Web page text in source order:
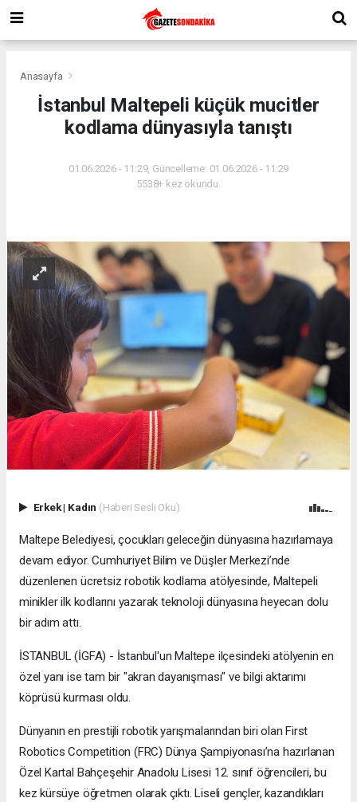
Anasayfa
İstanbul Maltepeli küçük mucitler
kodlama dünyasıyla tanıştı
01.06.2026 - 11:29, Güncelleme: 01.06.2026 - 11:29
5538+ kez okundu.
Erkek| Kadın (Haberi Sesli Oku)
Maltepe Belediyesi, çocukları geleceğin dünyasına hazırlamaya
devam ediyor. Cumhuriyet Bilim ve Düşler Merkezi’nde
düzenlenen ücretsiz robotik kodlama atölyesinde, Maltepeli
minikler ilk kodlarını yazarak teknoloji dünyasına heyecan dolu
bir adım attı.
İSTANBUL (İGFA) - İstanbul'un Maltepe ilçesindeki atölyenin en
özel yanı ise tam bir "akran dayanışması" ve bilgi aktarımı
köprüsü kurması oldu.
Dünyanın en prestijli robotik yarışmalarından biri olan First
Robotics Competition (FRC) Dünya Şampiyonası’na hazırlanan
Özel Kartal Bahçeşehir Anadolu Lisesi 12. sınıf öğrencileri, bu
kez kürsüye öğretmen olarak çıktı. Liseli gençler, kazandıkları